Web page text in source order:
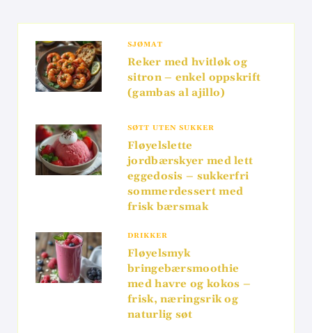
SJØMAT
Reker med hvitløk og
sitron – enkel oppskrift
(gambas al ajillo)
SØTT UTEN SUKKER
Fløyelslette
jordbærskyer med lett
eggedosis – sukkerfri
sommerdessert med
frisk bærsmak
DRIKKER
Fløyelsmyk
bringebærsmoothie
med havre og kokos –
frisk, næringsrik og
naturlig søt